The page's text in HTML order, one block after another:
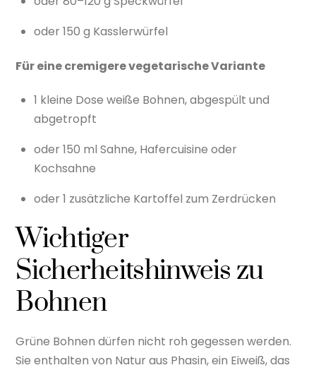
oder 150 g Kasslerwürfel
Für eine cremigere vegetarische Variante
1 kleine Dose weiße Bohnen, abgespült und
abgetropft
oder 150 ml Sahne, Hafercuisine oder
Kochsahne
oder 1 zusätzliche Kartoffel zum Zerdrücken
Wichtiger
Sicherheitshinweis zu
Bohnen
Grüne Bohnen dürfen nicht roh gegessen werden.
Sie enthalten von Natur aus Phasin, ein Eiweiß, das